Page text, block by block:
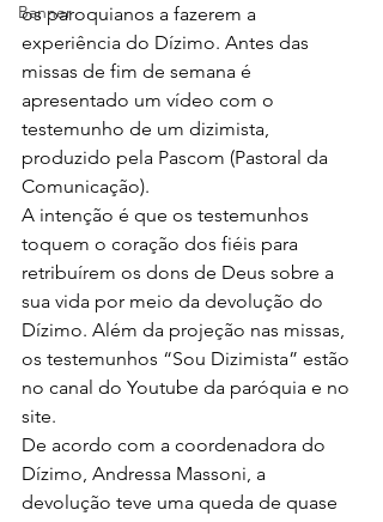
Banner
os paroquianos a fazerem a
experiência do Dízimo. Antes das
missas de fim de semana é
apresentado um vídeo com o
testemunho de um dizimista,
produzido pela Pascom (Pastoral da
Comunicação).
A intenção é que os testemunhos
toquem o coração dos fiéis para
retribuírem os dons de Deus sobre a
sua vida por meio da devolução do
Dízimo. Além da projeção nas missas,
os testemunhos “Sou Dizimista” estão
no canal do Youtube da paróquia e no
site.
De acordo com a coordenadora do
Dízimo, Andressa Massoni, a
devolução teve uma queda de quase